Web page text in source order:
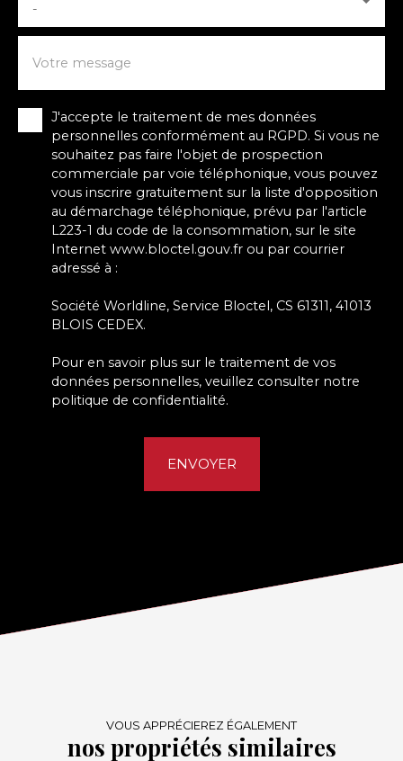
-
Votre message
J'accepte le traitement de mes données
personnelles conformément au RGPD. Si vous ne
souhaitez pas faire l'objet de prospection
commerciale par voie téléphonique, vous pouvez
vous inscrire gratuitement sur la liste d'opposition
au démarchage téléphonique, prévu par l'article
L223-1 du code de la consommation, sur le site
Internet www.bloctel.gouv.fr ou par courrier
adressé à :
Société Worldline, Service Bloctel, CS 61311, 41013
BLOIS CEDEX.
Pour en savoir plus sur le traitement de vos
données personnelles, veuillez consulter notre
politique de confidentialité.
ENVOYER
VOUS APPRÉCIEREZ ÉGALEMENT
nos propriétés similaires